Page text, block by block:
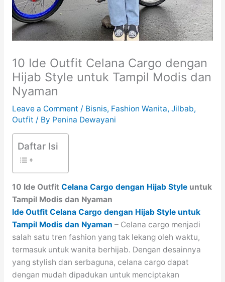
10 Ide Outfit Celana Cargo dengan
Hijab Style untuk Tampil Modis dan
Nyaman
Leave a Comment / Bisnis, Fashion Wanita, Jilbab,
Outfit / By Penina Dewayani
Daftar Isi
10 Ide Outfit Celana Cargo dengan Hijab Styleuntuk
Tampil Modis dan Nyaman
Ide Outfit Celana Cargo dengan Hijab Style untuk
Tampil Modis dan Nyaman – Celana cargo menjadi
salah satu tren fashion yang tak lekang oleh waktu,
termasuk untuk wanita berhijab. Dengan desainnya
yang stylish dan serbaguna, celana cargo dapat
dengan mudah dipadukan untuk menciptakan